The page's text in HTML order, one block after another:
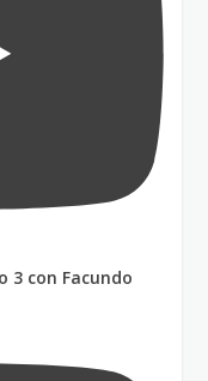
3 con Facundo